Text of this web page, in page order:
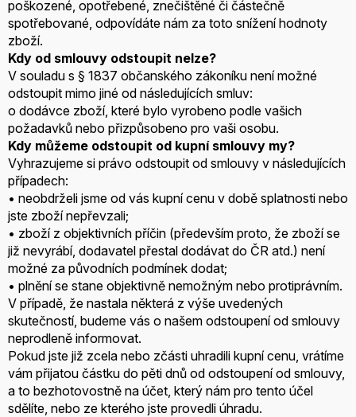
poškozené, opotřebené, znečištěné či částečně
spotřebované, odpovídáte nám za toto snížení hodnoty
zboží.
Kdy od smlouvy odstoupit nelze?
V souladu s § 1837 občanského zákoníku není možné
odstoupit mimo jiné od následujících smluv:
o dodávce zboží, které bylo vyrobeno podle vašich
požadavků nebo přizpůsobeno pro vaši osobu.
Kdy můžeme odstoupit od kupní smlouvy my?
Vyhrazujeme si právo odstoupit od smlouvy v následujících
případech:
• neobdrželi jsme od vás kupní cenu v době splatnosti nebo
jste zboží nepřevzali;
• zboží z objektivních příčin (především proto, že zboží se
již nevyrábí, dodavatel přestal dodávat do ČR atd.) není
možné za původních podmínek dodat;
• plnění se stane objektivně nemožným nebo protiprávním.
V případě, že nastala některá z výše uvedených
skutečností, budeme vás o našem odstoupení od smlouvy
neprodleně informovat.
Pokud jste již zcela nebo zčásti uhradili kupní cenu, vrátíme
vám přijatou částku do pěti dnů od odstoupení od smlouvy,
a to bezhotovostně na účet, který nám pro tento účel
sdělíte, nebo ze kterého jste provedli úhradu.